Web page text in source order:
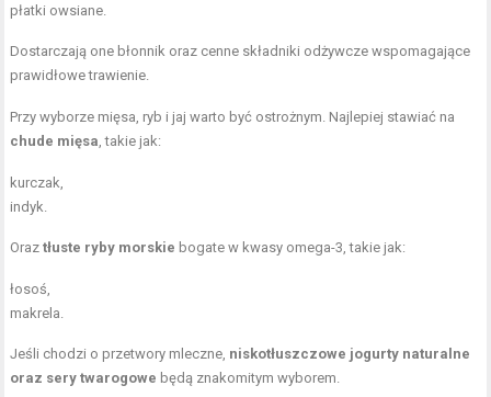
płatki owsiane.
Dostarczają one błonnik oraz cenne składniki odżywcze wspomagające
prawidłowe trawienie.
Przy wyborze mięsa, ryb i jaj warto być ostrożnym. Najlepiej stawiać na
chude mięsa , takie jak:
kurczak,
indyk.
Oraztłuste ryby morskie bogate w kwasy omega-3, takie jak:
łosoś,
makrela.
Jeśli chodzi o przetwory mleczne, niskotłuszczowe jogurty naturalne
oraz sery twarogowe będą znakomitym wyborem.